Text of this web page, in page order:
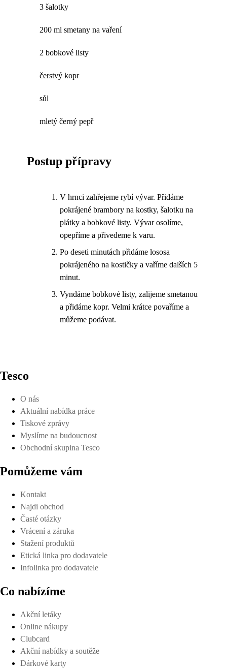
3 šalotky
200 ml smetany na vaření
2 bobkové listy
čerstvý kopr
sůl
mletý černý pepř
Postup přípravy
V hrnci zahřejeme rybí vývar. Přidáme
pokrájené brambory na kostky, šalotku na
plátky a bobkové listy. Vývar osolíme,
opepříme a přivedeme k varu.
Po deseti minutách přidáme lososa
pokrájeného na kostičky a vaříme dalších 5
minut.
Vyndáme bobkové listy, zalijeme smetanou
a přidáme kopr. Velmi krátce povaříme a
můžeme podávat.
Tesco
O nás
Aktuální nabídka práce
Tiskové zprávy
Myslíme na budoucnost
Obchodní skupina Tesco
Pomůžeme vám
Kontakt
Najdi obchod
Časté otázky
Vrácení a záruka
Stažení produktů
Etická linka pro dodavatele
Infolinka pro dodavatele
Co nabízíme
Akční letáky
Online nákupy
Clubcard
Akční nabídky a soutěže
Dárkové karty